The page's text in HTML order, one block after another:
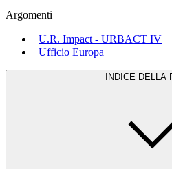
Argomenti
U.R. Impact - URBACT IV
Ufficio Europa
INDICE DELLA